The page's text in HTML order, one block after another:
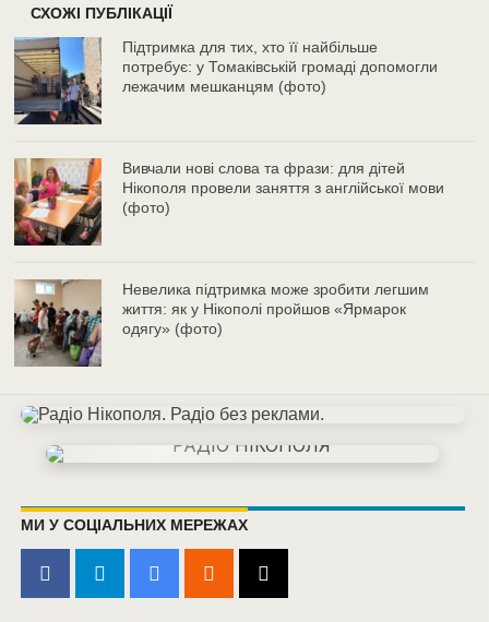
СХОЖІ ПУБЛІКАЦІЇ
Підтримка для тих, хто її найбільше
потребує: у Томаківській громаді допомогли
лежачим мешканцям (фото)
Вивчали нові слова та фрази: для дітей
Нікополя провели заняття з англійської мови
(фото)
Невелика підтримка може зробити легшим
життя: як у Нікополі пройшов «Ярмарок
одягу» (фото)
МИ У СОЦІАЛЬНИХ МЕРЕЖАХ